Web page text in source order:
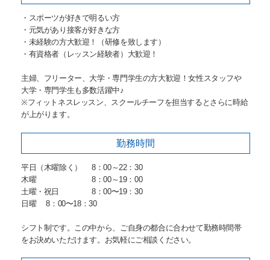
・スポーツが好きで明るい方
・元気があり接客が好きな方
・未経験の方大歓迎！（研修を致します）
・有資格者（レッスン経験者）大歓迎！
主婦、フリーター、大学・専門学生の方大歓迎！女性スタッフや
大学・専門学生も多数活躍中♪
※フィットネスレッスン、スクールチーフを担当するとさらに時給
が上がります。
勤務時間
平日（木曜除く） 8：00～22：30
木曜 8：00～19：00
土曜・祝日 8：00〜19：30
日曜 8：00〜18：30
シフト制です。この中から、ご自身の都合に合わせて勤務時間帯
をお決めいただけます。お気軽にご相談ください。